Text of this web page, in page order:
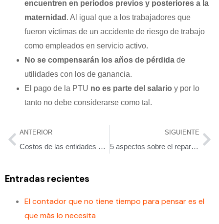
encuentren en períodos previos y posteriores a la
maternidad . Al igual que a los trabajadores que
fueron víctimas de un accidente de riesgo de trabajo
como empleados en servicio activo.
No se compensarán los años de pérdida de
utilidades con los de ganancia.
El pago de la PTU no es parte del salario y por lo
tanto no debe considerarse como tal.
ANTERIOR
Costos de las entidades prestadoras de servicios NIF D-2
SIGUIENTE
5 aspectos sobre el reparto de utilidades
Entradas recientes
El contador que no tiene tiempo para pensar es el
que más lo necesita